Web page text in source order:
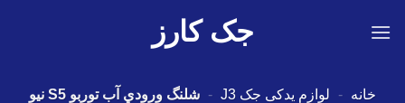
جک کارز
خانه - لوازم یدکی جک J3 - شلنگ ورودي آب توربو S5 نیو